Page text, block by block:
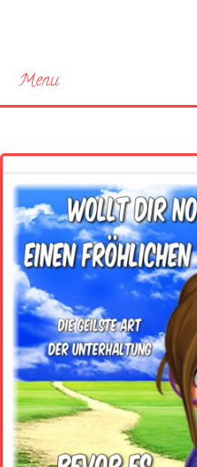
Menu